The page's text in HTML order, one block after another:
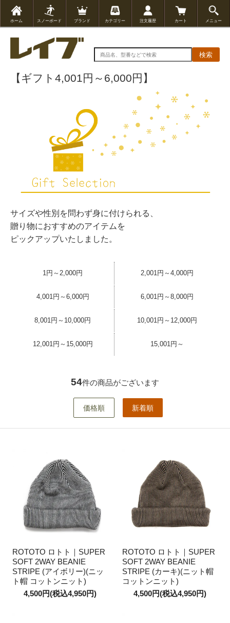
ホーム スノーボード ブランド カテゴリー 注文履歴 カート メニュー
検索
【ギフト4,001円～6,000円】
サイズや性別を問わず身に付けられる、
贈り物におすすめのアイテムを
ピックアップいたしました。
1円～2,000円 2,001円～4,000円
4,001円～6,000円 6,001円～8,000円
8,001円～10,000円 10,001円～12,000円
12,001円～15,000円 15,001円～
54件の商品がございます
価格順 新着順
ROTOTO ロトト｜SUPER
SOFT 2WAY BEANIE
STRIPE (アイボリー)(ニッ
ト帽 コットンニット)
4,500円(税込4,950円)
ROTOTO ロトト｜SUPER
SOFT 2WAY BEANIE
STRIPE (カーキ)(ニット帽
コットンニット)
4,500円(税込4,950円)